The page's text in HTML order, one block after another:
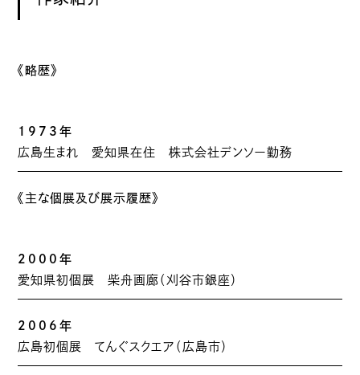
《略歴》
1973年
広島生まれ 愛知県在住 株式会社デンソー勤務
《主な個展及び展示履歴》
2000年
愛知県初個展 柴舟画廊（刈谷市銀座）
2006年
広島初個展 てんぐスクエア（広島市）